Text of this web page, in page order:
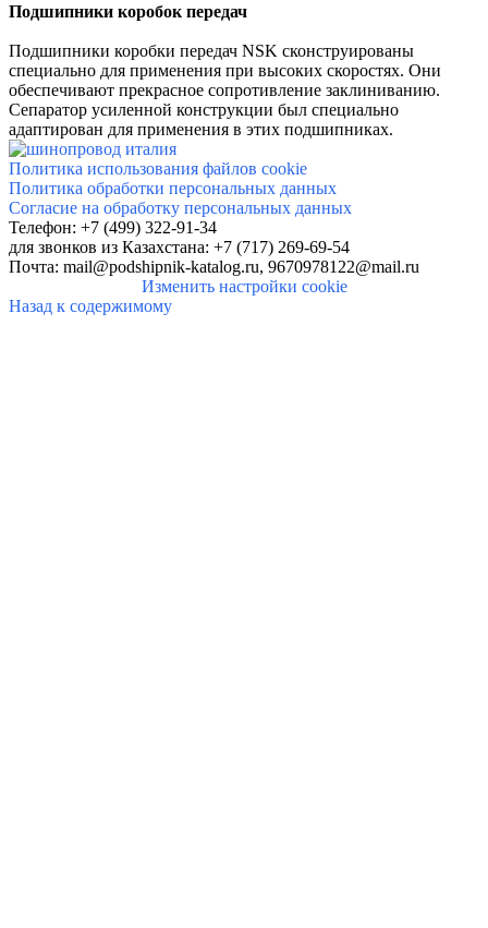
Подшипники коробок передач
Подшипники коробки передач NSK сконструированы
специально для применения при высоких скоростях. Они
обеспечивают прекрасное сопротивление заклиниванию.
Сепаратор усиленной конструкции был специально
адаптирован для применения в этих подшипниках.
Политика использования файлов cookie
Политика обработки персональных данных
Согласие на обработку персональных данных
Телефон: +7 (499) 322-91-34
для звонков из Казахстана: +7 (717) 269-69-54
Почта: mail@podshipnik-katalog.ru, 9670978122@mail.ru
Изменить настройки cookie
Назад к содержимому